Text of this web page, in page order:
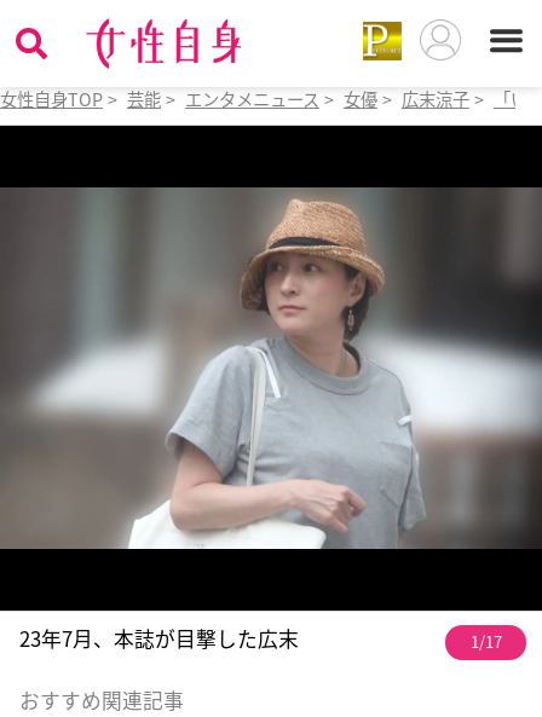
女性自身TOP > 芸能 > エンタメニュース > 女優 > 広末涼子 > 「
23年7月、本誌が目撃した広末 1/17
おすすめ関連記事